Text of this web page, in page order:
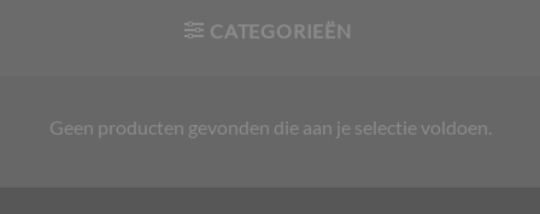
CATEGORIEËN
Geen producten gevonden die aan je selectie voldoen.